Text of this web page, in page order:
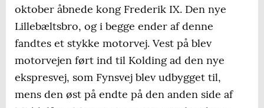
oktober åbnede kong Frederik IX. Den nye
Lillebæltsbro, og i begge ender af denne
fandtes et stykke motorvej. Vest på blev
motorvejen ført ind til Kolding ad den nye
ekspresvej, som Fynsvej blev udbygget til,
mens den øst på endte på den anden side af